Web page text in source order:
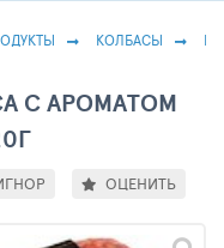
КОЛБАСЫ
С АРОМАТОМ
ОЦЕНИТЬ